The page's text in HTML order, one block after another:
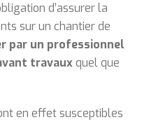
d’assurer la
sur un chantier de
par un professionnel
travauxquel que
en effet susceptibles